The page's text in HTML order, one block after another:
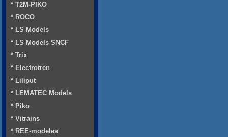
* T2M-PIKO
* ROCO
* LS Models
* LS Models SNCF
* Trix
* Electrotren
* Liliput
* LEMATEC Models
* Piko
* Vitrains
* REE-modeles